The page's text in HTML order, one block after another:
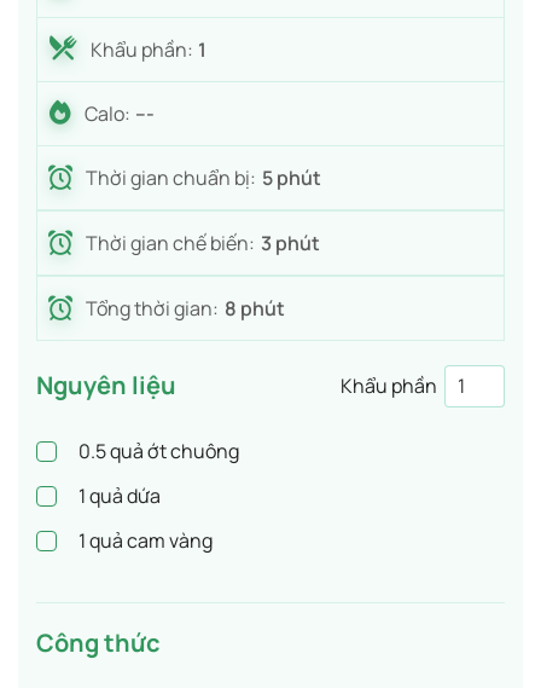
Khẩu phần: 1
Calo: ---
Thời gian chuẩn bị: 5 phút
Thời gian chế biến: 3 phút
Tổng thời gian: 8 phút
Nguyên liệu Khẩu phần
0.5quả ớt chuông
1quả dứa
1quả cam vàng
Công thức